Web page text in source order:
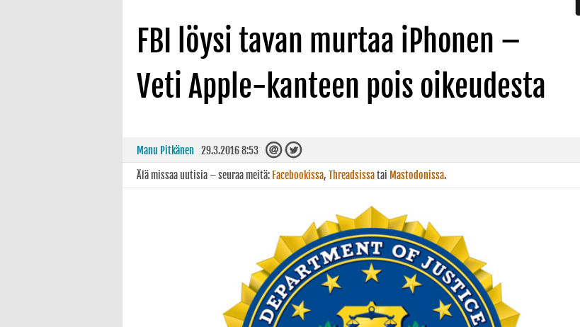
FBI löysi tavan murtaa iPhonen –
Veti Apple-kanteen pois oikeudesta
Manu Pitkänen 29.3.2016 8:53
Älä missaa uutisia – seuraa meitä: Facebookissa, Threadsissatai Mastodonissa.